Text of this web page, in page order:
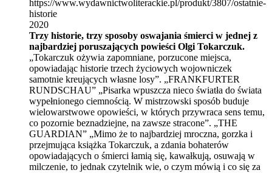
https://www.wydawnictwoliterackie.pl/produkt/3807/ostatnie-
historie
2020
Trzy historie, trzy sposoby oswajania śmierci w jednej z
najbardziej poruszających powieści Olgi Tokarczuk.
„Tokarczuk ożywia zapomniane, porzucone miejsca,
opowiadając historie trzech życiowych wojowniczek
samotnie kreujących własne losy”. „FRANKFURTER
RUNDSCHAU” „Pisarka wpuszcza nieco światła do świata
wypełnionego ciemnością. W mistrzowski sposób buduje
wielowarstwowe opowieści, w których przywraca sens temu,
co pozornie beznadziejne, na zawsze stracone”. „THE
GUARDIAN” „Mimo że to najbardziej mroczna, gorzka i
przejmująca książka Tokarczuk, a zdania bohaterów
opowiadających o śmierci łamią się, kawałkują, osuwają w
milczenie, to jednak czytelnik wie, o czym mówią i co się za